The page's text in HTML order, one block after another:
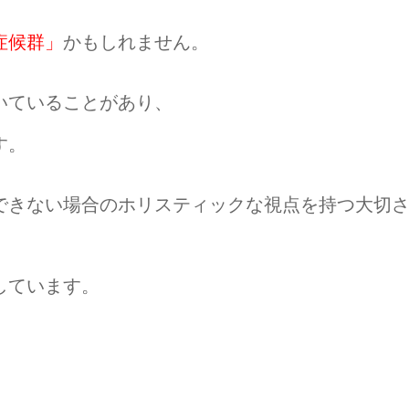
群」 かもしれません。
いることがあり、
ない場合のホリスティックな視点を持つ大切さ
います。